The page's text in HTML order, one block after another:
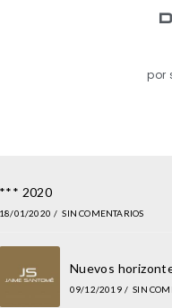
por
*** 2020
18/01/2020 / SIN COMENTARIOS
Nuevos
09/12/2019 / SIN